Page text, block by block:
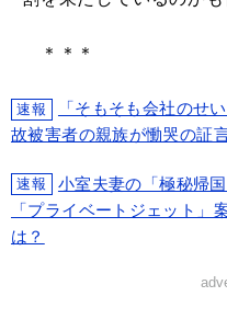
＊＊＊
速報
「そもそも会社のせ
故被害者の親族が慟哭の証
速報
小室夫妻の「極秘帰
「プライベートジェット
は？